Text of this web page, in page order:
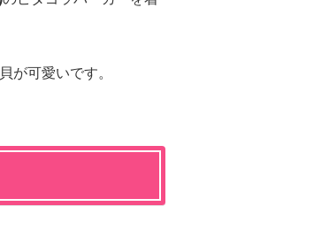
が可愛いです。